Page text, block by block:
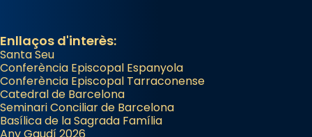
Enllaços d'interès:
Santa Seu
Conferència Episcopal Espanyola
Conferència Episcopal Tarraconense
Catedral de Barcelona
Seminari Conciliar de Barcelona
Basílica de la Sagrada Família
Any Gaudí 2026